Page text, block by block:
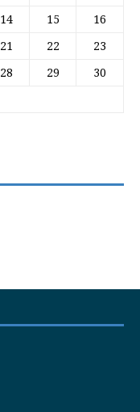
14 15 16
21 22 23
28 29 30